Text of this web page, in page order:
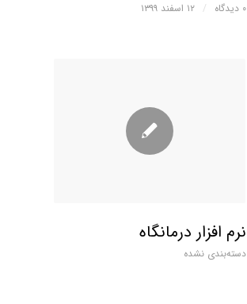
۰ دیدگاه / ۱۲ اسفند ۱۳۹۹
نرم افزار درمانگاه
دسته‌بندی نشده